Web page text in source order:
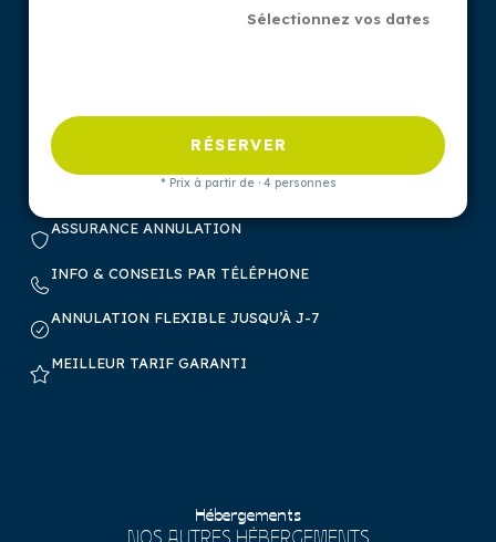
RÉSERVER
* Prix à partir de · 4 personnes
ASSURANCE ANNULATION
INFO & CONSEILS PAR TÉLÉPHONE
ANNULATION FLEXIBLE JUSQU’À J-7
MEILLEUR TARIF GARANTI
Hébergements